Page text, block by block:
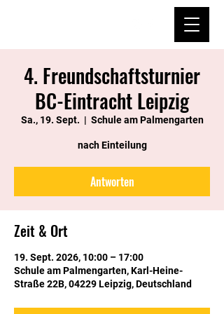
4. Freundschaftsturnier
BC-Eintracht Leipzig
Sa., 19. Sept.
  |
Schule am Palmengarten
nach Einteilung
Antworten
Zeit & Ort
19. Sept. 2026, 10:00 – 17:00
Schule am Palmengarten, Karl-Heine-
Straße 22B, 04229 Leipzig, Deutschland